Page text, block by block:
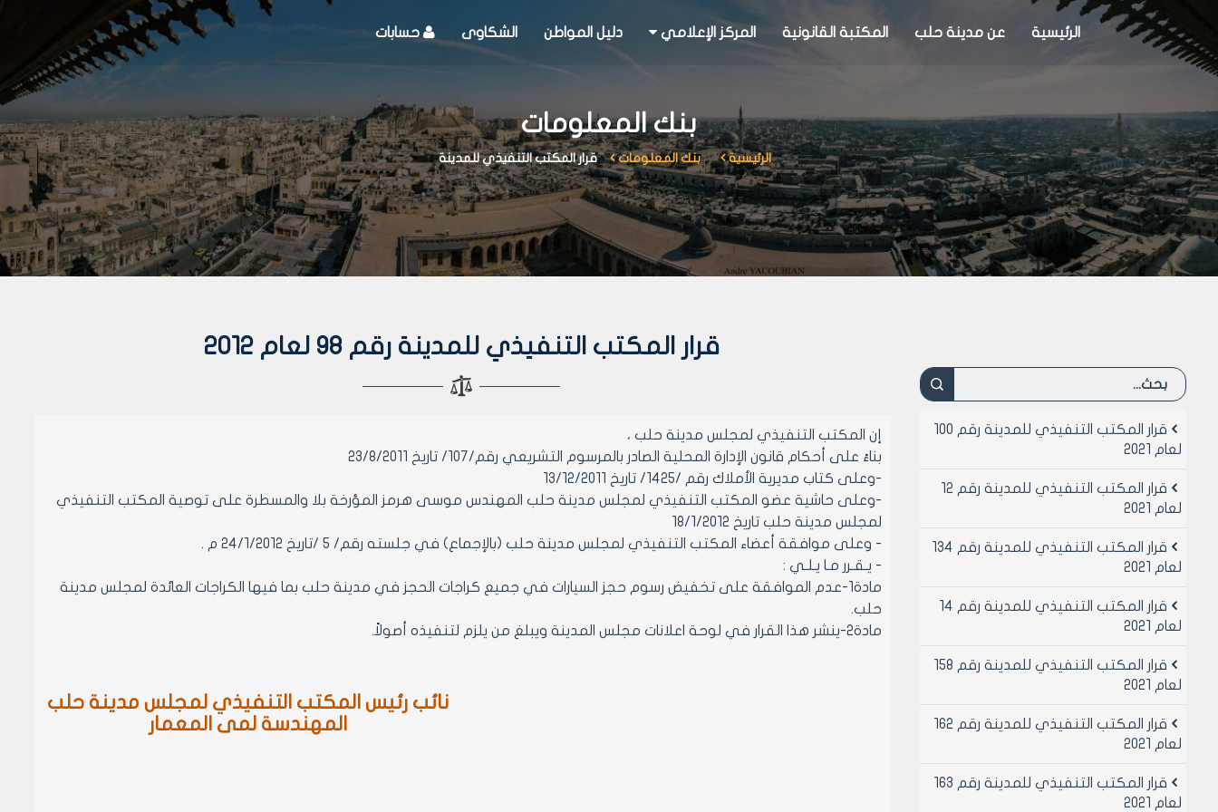
الرئيسية عن مدينة حلب المكتبة القانونية المركز الإعلامي دليل المواطن الشكاوى حسابات
بنك المعلومات
الرئيسية بنك المعلومات قرار المكتب التنفيذي للمدينة
قرار المكتب التنفيذي للمدينة رقم 98 لعام 2012
إن المكتب التنفيذي لمجلس مدينة حلب ،
بناءً على أحكام قانون الإدارة المحلية الصادر بالمرسوم التشريعي رقم/107/ تاريخ 23/8/2011
-وعلى كتاب مديرية الأملاك رقم /1425/ تاريخ 13/12/2011
-وعلى حاشية عضو المكتب التنفيذي لمجلس مدينة حلب المهندس موسى هرمز المؤرخة بلا والمسطرة على توصية المكتب التنفيذي
لمجلس مدينة حلب تاريخ 18/1/2012
- وعلى موافقة أعضاء المكتب التنفيذي لمجلس مدينة حلب (بالإجماع) في جلسته رقم/ 5 /تاريخ 24/1/2012 م .
- يـقـرر مـا يـلـي :
مادة1-عدم الموافقة على تخفيض رسوم حجز السيارات في جميع كراجات الحجز في مدينة حلب بما فيها الكراجات العائدة لمجلس مدينة
حلب.
مادة2-ينشر هذا القرار في لوحة اعلانات مجلس المدينة ويبلغ من يلزم لتنفيذه أصولاً.
نائب رئيس المكتب التنفيذي لمجلس مدينة حلب
المهندسة لمى المعمار
قرار المكتب التنفيذي للمدينة رقم 100
لعام 2021
قرار المكتب التنفيذي للمدينة رقم 12
لعام 2021
قرار المكتب التنفيذي للمدينة رقم 134
لعام 2021
قرار المكتب التنفيذي للمدينة رقم 14
لعام 2021
قرار المكتب التنفيذي للمدينة رقم 158
لعام 2021
قرار المكتب التنفيذي للمدينة رقم 162
لعام 2021
قرار المكتب التنفيذي للمدينة رقم 163
لعام 2021